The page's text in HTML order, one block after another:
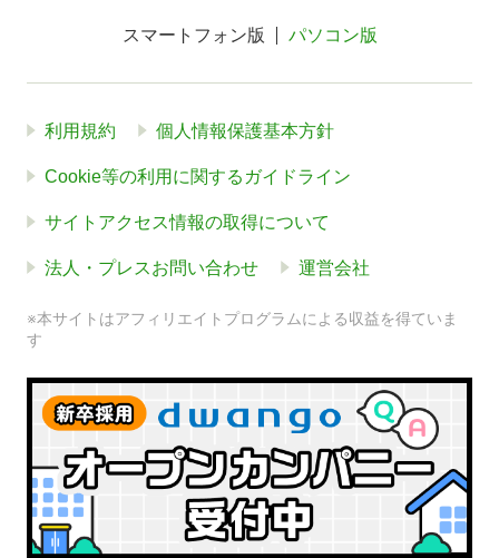
スマートフォン版 パソコン版
利用規約 個人情報保護基本方針
Cookie等の利用に関するガイドライン
サイトアクセス情報の取得について
法人・プレスお問い合わせ 運営会社
※本サイトはアフィリエイトプログラムによる収益を得ていま
す